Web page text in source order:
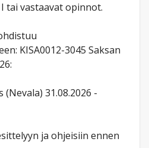
tai vastaavat opinnot.
KISA0012-3045 Saksan
31.08.2026 -
ja ohjeisiin ennen